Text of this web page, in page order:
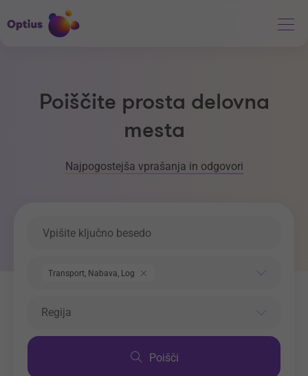
Poiščite prosta delovna
mesta
Najpogostejša vprašanja in odgovori
Transport, Nabava, Logistika
Regija
Poišči